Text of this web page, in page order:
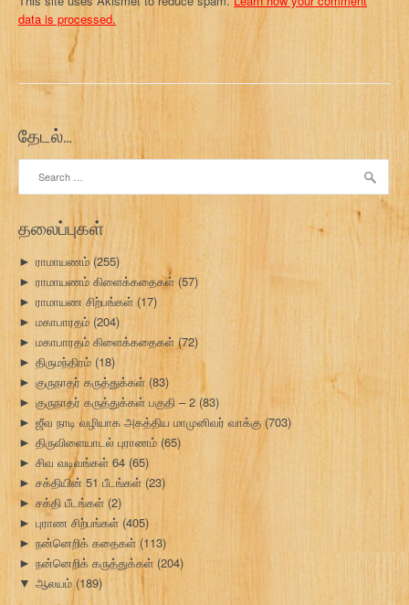
data is processed.
தேடல்…
for:
தலைப்புகள்
► ராமாயணம் (255)
► ராமாயணம் கிளைக்கதைகள் (57)
► ராமாயண சிற்பங்கள் (17)
► மகாபாரதம் (204)
► மகாபாரதம் கிளைக்கதைகள்(72)
► திருமந்திரம் (18)
► குருநாதர் கருத்துக்கள்(83)
► குருநாதர் கருத்துக்கள் பகுதி – 2 (83)
► ஜீவ நாடி வழியாக அகத்திய மாமுனிவர் வாக்கு(703)
► திருவிளையாடல் புராணம் (65)
► சிவ வடிவங்கள் 64 (65)
► சக்தியின் 51 பீடங்கள் (23)
► சக்தி பீடங்கள் (2)
► புராண சிற்பங்கள் (405)
► நன்னெறிக் கதைகள் (113)
► நன்னெறிக் கருத்துக்கள் (204)
▼ ஆலயம்(189)